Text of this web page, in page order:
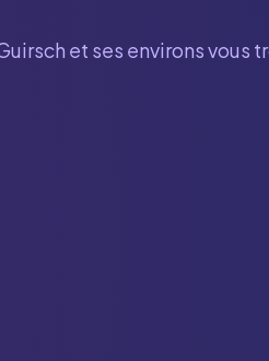
et ses environs vous